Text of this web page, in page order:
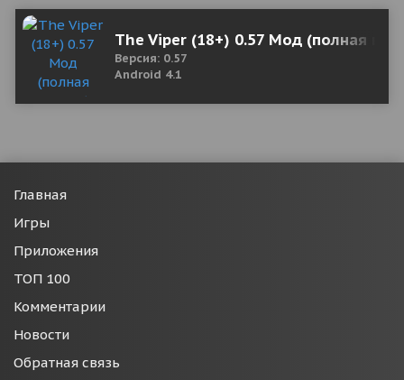
The Viper (18+) 0.57 Мод (полная
Версия: 0.57
Android 4.1
Главная
Игры
Приложения
ТОП 100
Комментарии
Новости
Обратная связь